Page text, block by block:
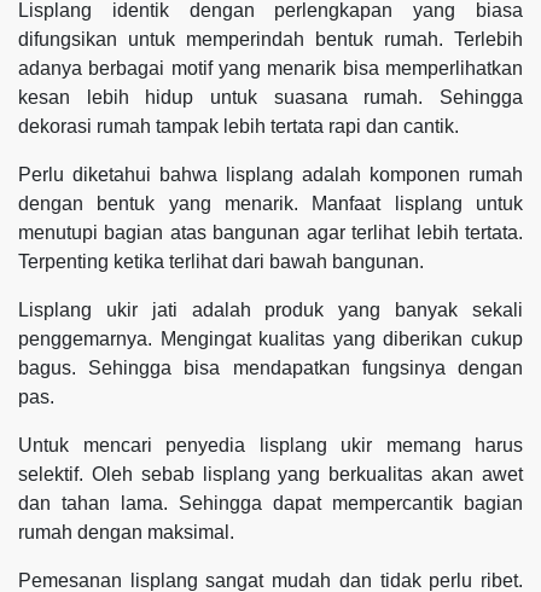
Lisplang identik dengan perlengkapan yang biasa
difungsikan untuk memperindah bentuk rumah. Terlebih
adanya berbagai motif yang menarik bisa memperlihatkan
kesan lebih hidup untuk suasana rumah. Sehingga
dekorasi rumah tampak lebih tertata rapi dan cantik.
Perlu diketahui bahwa lisplang adalah komponen rumah
dengan bentuk yang menarik. Manfaat lisplang untuk
menutupi bagian atas bangunan agar terlihat lebih tertata.
Terpenting ketika terlihat dari bawah bangunan.
Lisplang ukir jati adalah produk yang banyak sekali
penggemarnya. Mengingat kualitas yang diberikan cukup
bagus. Sehingga bisa mendapatkan fungsinya dengan
pas.
Untuk mencari penyedia lisplang ukir memang harus
selektif. Oleh sebab lisplang yang berkualitas akan awet
dan tahan lama. Sehingga dapat mempercantik bagian
rumah dengan maksimal.
Pemesanan lisplang sangat mudah dan tidak perlu ribet.